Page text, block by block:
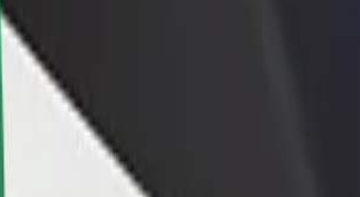
MSWiA მდე
საუკეთესო გზას ეძებ? აღმოაჩინე